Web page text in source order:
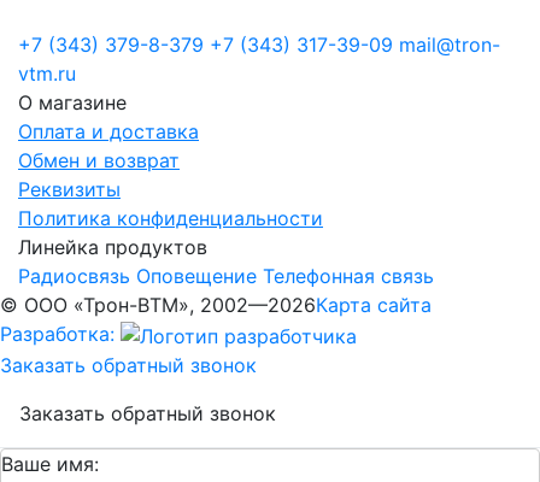
+7 (343) 379-8-379 +7 (343) 317-39-09 mail@tron-
vtm.ru
О магазине
Оплата и доставка
Обмен и возврат
Реквизиты
Политика конфиденциальности
Линейка продуктов
Радиосвязь Оповещение Телефонная связь
© ООО «Трон-ВТМ», 2002—2026Карта сайта
Разработка:
Заказать обратный звонок
Заказать обратный звонок
Ваше имя: